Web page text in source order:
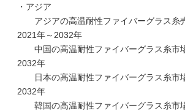
・アジア
アジアの高温耐性ファイバーグラス糸売
2021年～2032年
中国の高温耐性ファイバーグラス糸市
2032年
日本の高温耐性ファイバーグラス糸市
2032年
韓国の高温耐性ファイバーグラス糸市